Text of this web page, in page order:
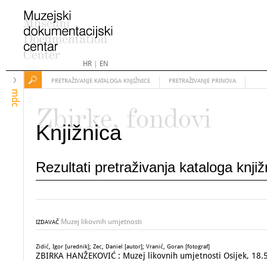
HR| EN
mdc
PRETRAŽIVANJE KATALOGA KNJIŽNICE PRETRAŽIVANJE PRINOVA
Zbirke, fondovi
Knjižnica
Rezultati pretraživanja kataloga
IZDAVAČ Muzej likovnih umjetnosti
Zidić, Igor [urednik]; Zec, Daniel [autor]; Vranić, Goran [fotograf]
ZBIRKA HANŽEKOVIĆ : Muzej likovnih umjetnosti Osijek,